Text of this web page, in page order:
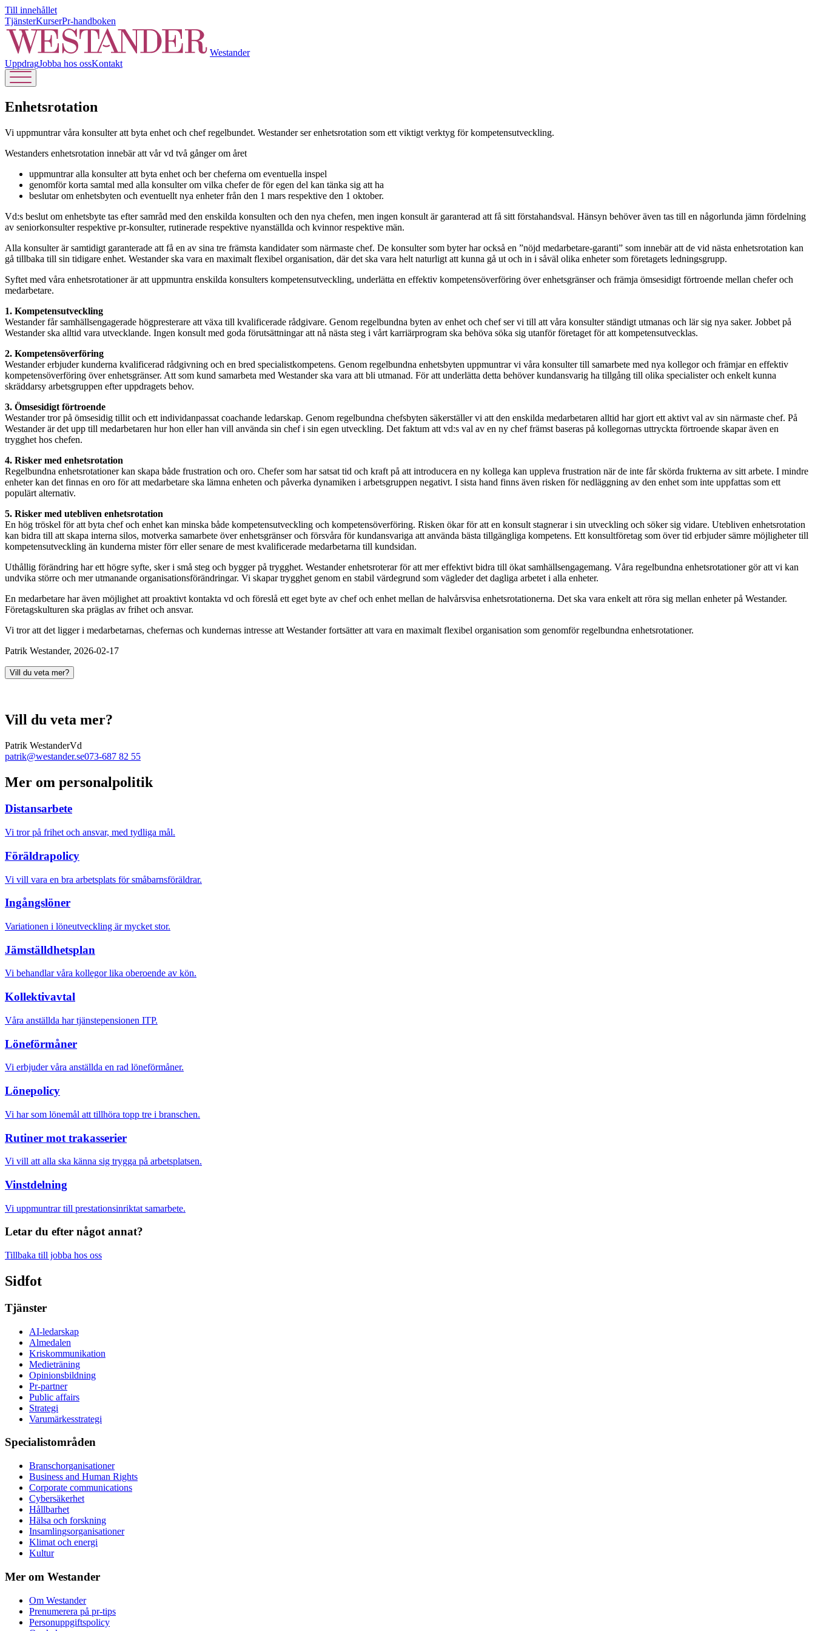
Till innehållet
TjänsterKurserPr-handboken
Westander
UppdragJobba hos ossKontakt
Enhetsrotation
Vi uppmuntrar våra konsulter att byta enhet och chef regelbundet. Westander ser enhetsrotation som ett viktigt verktyg för kompetensutveckling.
Westanders enhetsrotation innebär att vår vd två gånger om året
uppmuntrar alla konsulter att byta enhet och ber cheferna om eventuella inspel
genomför korta samtal med alla konsulter om vilka chefer de för egen del kan tänka sig att ha
beslutar om enhetsbyten och eventuellt nya enheter från den 1 mars respektive den 1 oktober.
Vd:s beslut om enhetsbyte tas efter samråd med den enskilda konsulten och den nya chefen, men ingen konsult är garanterad att få sitt förstahandsval. Hänsyn behöver även tas till en någorlunda jämn fördelning
av seniorkonsulter respektive pr-konsulter, rutinerade respektive nyanställda och kvinnor respektive män.
Alla konsulter är samtidigt garanterade att få en av sina tre främsta kandidater som närmaste chef. De konsulter som byter har också en ”nöjd medarbetare-garanti” som innebär att de vid nästa enhetsrotation kan
gå tillbaka till sin tidigare enhet. Westander ska vara en maximalt flexibel organisation, där det ska vara helt naturligt att kunna gå ut och in i såväl olika enheter som företagets ledningsgrupp.
Syftet med våra enhetsrotationer är att uppmuntra enskilda konsulters kompetensutveckling, underlätta en effektiv kompetensöverföring över enhetsgränser och främja ömsesidigt förtroende mellan chefer och
medarbetare.
1. Kompetensutveckling
Westander får samhällsengagerade högpresterare att växa till kvalificerade rådgivare. Genom regelbundna byten av enhet och chef ser vi till att våra konsulter ständigt utmanas och lär sig nya saker. Jobbet på
Westander ska alltid vara utvecklande. Ingen konsult med goda förutsättningar att nå nästa steg i vårt karriärprogram ska behöva söka sig utanför företaget för att kompetensutvecklas.
2. Kompetensöverföring
Westander erbjuder kunderna kvalificerad rådgivning och en bred specialistkompetens. Genom regelbundna enhetsbyten uppmuntrar vi våra konsulter till samarbete med nya kollegor och främjar en effektiv
kompetensöverföring över enhetsgränser. Att som kund samarbeta med Westander ska vara att bli utmanad. För att underlätta detta behöver kundansvarig ha tillgång till olika specialister och enkelt kunna
skräddarsy arbetsgruppen efter uppdragets behov.
3. Ömsesidigt förtroende
Westander tror på ömsesidig tillit och ett individanpassat coachande ledarskap. Genom regelbundna chefsbyten säkerställer vi att den enskilda medarbetaren alltid har gjort ett aktivt val av sin närmaste chef. På
Westander är det upp till medarbetaren hur hon eller han vill använda sin chef i sin egen utveckling. Det faktum att vd:s val av en ny chef främst baseras på kollegornas uttryckta förtroende skapar även en
trygghet hos chefen.
4. Risker med enhetsrotation
Regelbundna enhetsrotationer kan skapa både frustration och oro. Chefer som har satsat tid och kraft på att introducera en ny kollega kan uppleva frustration när de inte får skörda frukterna av sitt arbete. I mindre
enheter kan det finnas en oro för att medarbetare ska lämna enheten och påverka dynamiken i arbetsgruppen negativt. I sista hand finns även risken för nedläggning av den enhet som inte uppfattas som ett
populärt alternativ.
5. Risker med utebliven enhetsrotation
En hög tröskel för att byta chef och enhet kan minska både kompetensutveckling och kompetensöverföring. Risken ökar för att en konsult stagnerar i sin utveckling och söker sig vidare. Utebliven enhetsrotation
kan bidra till att skapa interna silos, motverka samarbete över enhetsgränser och försvåra för kundansvariga att använda bästa tillgängliga kompetens. Ett konsultföretag som över tid erbjuder sämre möjligheter till
kompetensutveckling än kunderna mister förr eller senare de mest kvalificerade medarbetarna till kundsidan.
Uthållig förändring har ett högre syfte, sker i små steg och bygger på trygghet. Westander enhetsroterar för att mer effektivt bidra till ökat samhällsengagemang. Våra regelbundna enhetsrotationer gör att vi kan
undvika större och mer utmanande organisationsförändringar. Vi skapar trygghet genom en stabil värdegrund som vägleder det dagliga arbetet i alla enheter.
En medarbetare har även möjlighet att proaktivt kontakta vd och föreslå ett eget byte av chef och enhet mellan de halvårsvisa enhetsrotationerna. Det ska vara enkelt att röra sig mellan enheter på Westander.
Företagskulturen ska präglas av frihet och ansvar.
Vi tror att det ligger i medarbetarnas, chefernas och kundernas intresse att Westander fortsätter att vara en maximalt flexibel organisation som genomför regelbundna enhetsrotationer.
Patrik Westander, 2026-02-17
Vill du veta mer?
Vill du veta mer?
Patrik WestanderVd
patrik@westander.se073-687 82 55
Mer om personalpolitik
Distansarbete
Vi tror på frihet och ansvar, med tydliga mål.
Föräldrapolicy
Vi vill vara en bra arbetsplats för småbarnsföräldrar.
Ingångslöner
Variationen i löneutveckling är mycket stor.
Jämställdhetsplan
Vi behandlar våra kollegor lika oberoende av kön.
Kollektivavtal
Våra anställda har tjänstepensionen ITP.
Löneförmåner
Vi erbjuder våra anställda en rad löneförmåner.
Lönepolicy
Vi har som lönemål att tillhöra topp tre i branschen.
Rutiner mot trakasserier
Vi vill att alla ska känna sig trygga på arbetsplatsen.
Vinstdelning
Vi uppmuntrar till prestationsinriktat samarbete.
Letar du efter något annat?
Tillbaka till jobba hos oss
Sidfot
Tjänster
AI-ledarskap
Almedalen
Kris­kommunikation
Medieträning
Opinionsbildning
Pr-partner
Public affairs
Strategi
Varumärkesstrategi
Specialistområden
Branschorganisationer
Business and Human Rights
Corporate communications
Cybersäkerhet
Hållbarhet
Hälsa och forskning
Insamlingsorganisationer
Klimat och energi
Kultur
Mer om Westander
Om Westander
Prenumerera på pr-tips
Personuppgiftspolicy